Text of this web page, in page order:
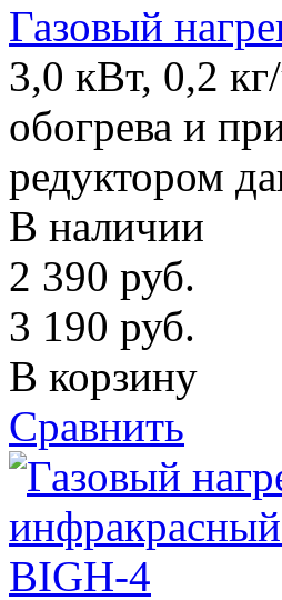
Газовый
3,0 кВт, 0,2
обогрева и
редуктором
В наличии
2 390 руб.
3 190 руб.
В корзину
Сравнить